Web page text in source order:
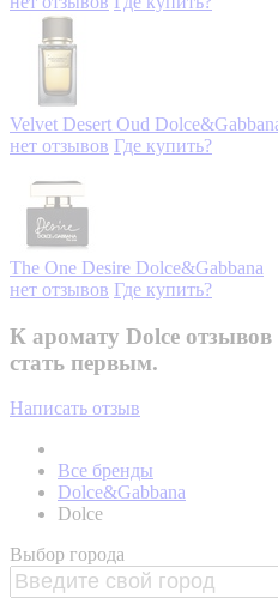
Velvet Desert Oud
нет отзывов Где купить?
The One Desire Dolce&Gabbana
нет отзывов Где купить?
К аромату Dolce
стать первым.
Написать отзыв
Все бренды
Dolce&Gabbana
Dolce
Выбор города